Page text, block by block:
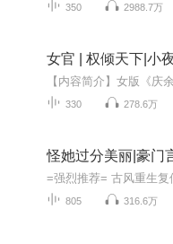
350 2988.7万
女官 | 权倾天下|小
330 278.6万
怪她过分美丽|豪门
805 316.6万